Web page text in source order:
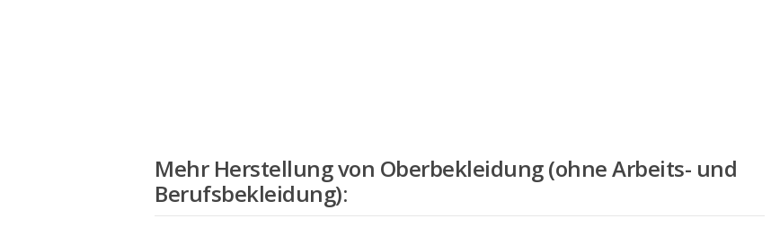
Mehr Herstellung von Oberbekleidung (ohne Arbeits- und
Berufsbekleidung):